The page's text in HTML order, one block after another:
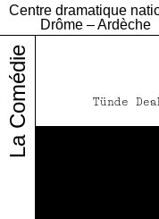
Centre dramatique
Drôme – Ardèche
Tünde
La Comédie